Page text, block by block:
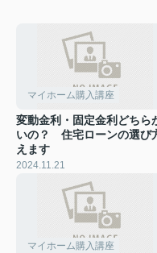
マイホーム購入講座
変動金利・固定金利どちら
いの？ 住宅ローンの選び
えます
2024.11.21
マイホーム購入講座